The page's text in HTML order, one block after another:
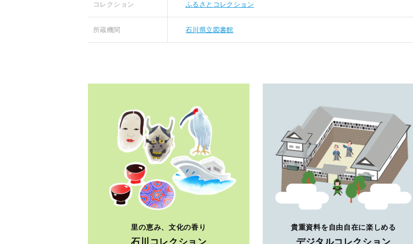
コレクション ふるさとコレクション
所蔵機関 石川県立図書館
里の恵み、文化の香り 貴重資料を自由自在に楽しめる